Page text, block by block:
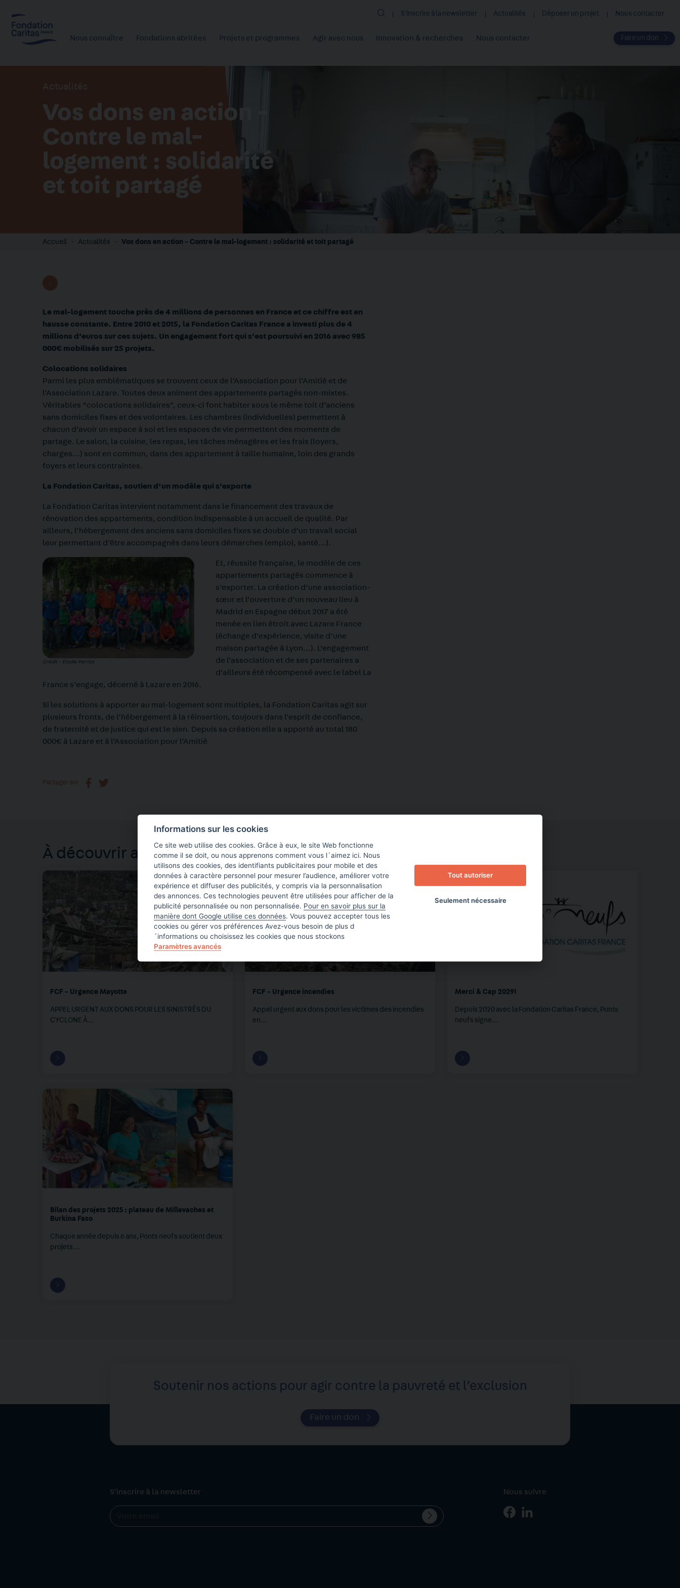
contenu
principal
Nous connaître Fondations abritées Projets et programmes Agir avec nous Innovation & recherches Nous contacter
RechercherS'inscrire à la newsletter Actualités Déposer un projet Nous contacter
Faire un don
Actualités
Vos dons en action -
Contre le mal-
logement : solidarité
et toit partagé
Accueil Actualités Vos dons en action - Contre le mal-logement : solidarité et toit partagé
Le mal-logement touche près de 4 millions de personnes en France et ce chiffre est en
hausse constante. Entre 2010 et 2015, la Fondation Caritas France a investi plus de 4
millions d’euros sur ces sujets. Un engagement fort qui s’est poursuivi en 2016 avec 985
000€ mobilisés sur 25 projets.
Colocations solidaires
Parmi les plus emblématiques se trouvent ceux de l’Association pour l’Amitié et de
l’Association Lazare. Toutes deux animent des appartements partagés non-mixtes.
Véritables “colocations solidaires”, ceux-ci font habiter sous le même toit d’anciens
sans domiciles fixes et des volontaires. Les chambres (individuelles) permettent à
chacun d’avoir un espace à soi et les espaces de vie permettent des moments de
partage. Le salon, la cuisine, les repas, les tâches ménagères et les frais (loyers,
charges…) sont en commun, dans des appartement à taille humaine, loin des grands
foyers et leurs contraintes.
La Fondation Caritas, soutien d’un modèle qui s’exporte
La Fondation Caritas intervient notamment dans le financement des travaux de
rénovation des appartements, condition indispensable à un accueil de qualité. Par
ailleurs, l’hébergement des anciens sans domiciles fixes se double d’un travail social
leur permettant d’être accompagnés dans leurs démarches (emploi, santé…).
Crédit – Elodie Perriot
Et, réussite française, le modèle de ces
appartements partagés commence à
s’exporter. La création d’une association-
sœur et l’ouverture d’un nouveau lieu à
Madrid en Espagne début 2017 a été
menée en lien étroit avec Lazare France
(échange d’expérience, visite d’une
maison partagée à Lyon…). L’engagement
de l’association et de ses partenaires a
d’ailleurs été récompensé avec le label La
France s’engage, décerné à Lazare en 2016.
Si les solutions à apporter au mal-logement sont multiples, la Fondation Caritas agit sur
plusieurs fronts, de l’hébergement à la réinsertion, toujours dans l’esprit de confiance,
de fraternité et de justice qui est le sien. Depuis sa création elle a apporté au total 180
000€ à Lazare et à l’Association pour l’Amitié
Partager sur
À découvrir aussi
FCF - Urgence Mayotte
APPEL URGENT AUX DONS POUR LES SINISTRÉS DU
CYCLONE À…
FCF - Urgence incendies
Appel urgent aux dons pour les victimes des incendies
en…
Merci & Cap 2029!
Depuis 2020 avec la Fondation Caritas France, Ponts
neufs signe…
Bilan des projets 2025 : plateau de Millevaches et
Burkina Faso
Chaque année depuis 6 ans, Ponts neufs soutient deux
projets…
Soutenir nos actions pour agir contre la pauvreté et l’exclusion
Faire un don
S'inscrire à la newsletter
Valider
l'inscription
Nous suivre
Page Page
Informations sur les cookies
Ce site web utilise des cookies. Grâce à eux, le site Web fonctionne
comme il se doit, ou nous apprenons comment vous l´aimez ici. Nous
utilisons des cookies, des identifiants publicitaires pour mobile et des
données à caractère personnel pour mesurer l’audience, améliorer votre
expérience et diffuser des publicités, y compris via la personnalisation
des annonces. Ces technologies peuvent être utilisées pour afficher de la
publicité personnalisée ou non personnalisée. Pour en savoir plus sur la
manière dont Google utilise ces données. Vous pouvez accepter tous les
cookies ou gérer vos préférences Avez-vous besoin de plus d
´informations ou choisissez les cookies que nous stockons
Paramètres avancés
Tout autoriser
Seulement nécessaire